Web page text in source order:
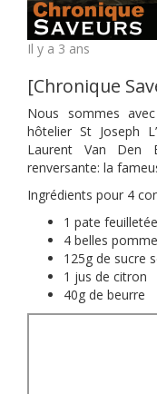
Il y a 3 ans
[Chronique
Nous sommes
hôtelier St Joseph
Laurent Van Den
renversante: la
Ingrédients pour 4
1 pate
4 belles
125g de sucre
1 jus de citron
40g de beurre